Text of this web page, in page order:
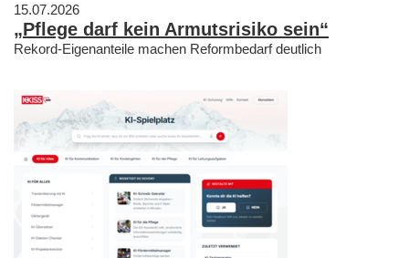
15.07.2026
„Pflege darf kein Armutsrisiko sein“
Rekord-Eigenanteile machen Reformbedarf deutlich